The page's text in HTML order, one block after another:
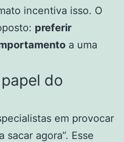
incentiva isso. O
preferir
a uma
do
em provocar
sacar agora”. Esse